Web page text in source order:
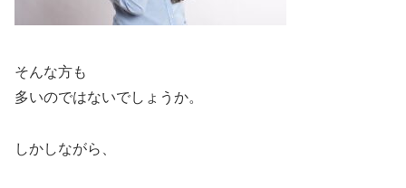
そんな方も
多いのではないでしょうか。
しかしながら、